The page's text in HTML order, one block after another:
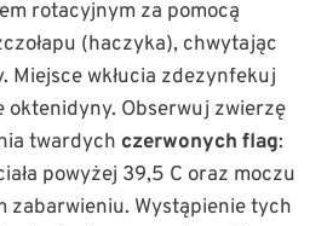
rotacyjnym za pomocą
(haczyka), chwytając
Miejsce wkłucia zdezynfekuj
oktenidyny. Obserwuj zwierzę
twardych czerwonych flag:
powyżej 39,5 C oraz moczu
zabarwieniu. Wystąpienie tych